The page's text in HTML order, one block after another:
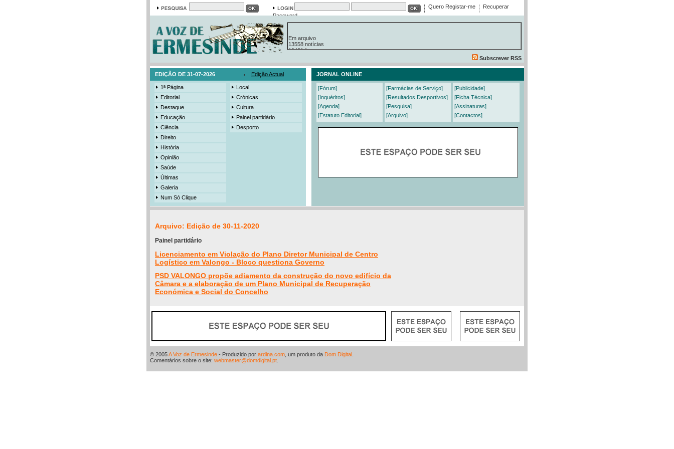
Quero Registar-me
Recuperar
Password
Em arquivo
13558 notícias
19421 fotos
525 registos
Subscrever RSS
EDIÇÃO DE 31-07-2026 Edição Actual JORNAL ONLINE
1ª Página
Editorial
Destaque
Educação
Ciência
Direito
História
Opinião
Saúde
Últimas
Galeria
Num Só Clique
Local
Crónicas
Cultura
Painel partidário
Desporto
[Fórum]
[Inquéritos]
[Agenda]
[Estatuto Editorial]
[Farmácias de Serviço]
[Resultados Desportivos]
[Pesquisa]
[Arquivo]
[Publicidade]
[Ficha Técnica]
[Assinaturas]
[Contactos]
Arquivo: Edição de 30-11-2020
Painel partidário
Licenciamento em Violação do Plano Diretor Municipal de Centro
Logístico em Valongo - Bloco questiona Governo
PSD VALONGO propõe adiamento da construção do novo edifício da
Câmara e a elaboração de um Plano Municipal de Recuperação
Económica e Social do Concelho
© 2005A Voz de Ermesinde - Produzido por ardina.com , um produto da Dom Digital
Comentários sobre o site: webmaster@domdigital.pt